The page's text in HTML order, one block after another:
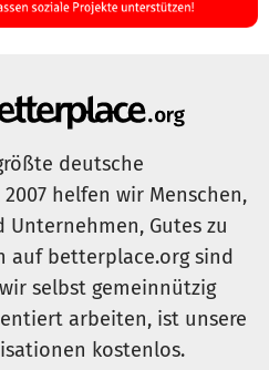
deutsche
helfen wir Menschen,
Gutes zu
auf betterplace.org sind
selbst gemeinnützig
arbeiten, ist unsere
kostenlos.